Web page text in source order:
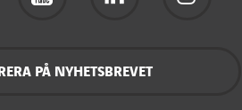
PÅ NYHETSBREVET